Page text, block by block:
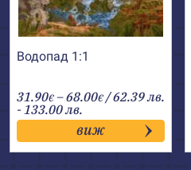
Водопад 1:1
31.90€ –68.00€Price
range:
31.90€
through
68.00€
/ 62.39 лв.
- 133.00 лв.
виж